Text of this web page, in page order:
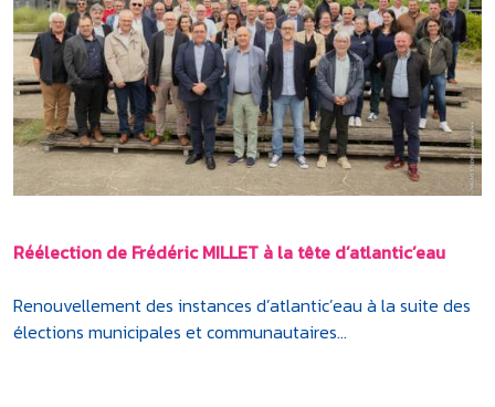
Réélection de Frédéric MILLET à la tête d’atlantic’eau
Renouvellement des instances d’atlantic’eau à la suite des
élections municipales et communautaires...